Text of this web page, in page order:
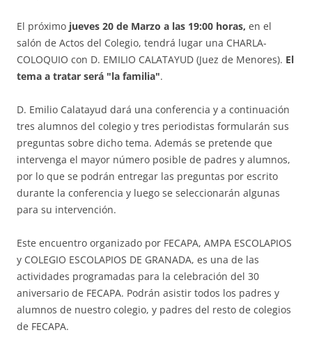
El próximo jueves 20 de Marzo a las 19:00 horas, en el
salón de Actos del Colegio, tendrá lugar una CHARLA-
COLOQUIO con D. EMILIO CALATAYUD (Juez de Menores). El
tema a tratar será "la familia".
D. Emilio Calatayud dará una conferencia y a continuación
tres alumnos del colegio y tres periodistas formularán sus
preguntas sobre dicho tema. Además se pretende que
intervenga el mayor número posible de padres y alumnos,
por lo que se podrán entregar las preguntas por escrito
durante la conferencia y luego se seleccionarán algunas
para su intervención.
Este encuentro organizado por FECAPA, AMPA ESCOLAPIOS
y COLEGIO ESCOLAPIOS DE GRANADA, es una de las
actividades programadas para la celebración del 30
aniversario de FECAPA. Podrán asistir todos los padres y
alumnos de nuestro colegio, y padres del resto de colegios
de FECAPA.